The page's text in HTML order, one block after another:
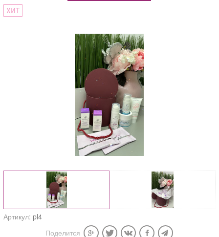
ХИТ
Артикул:pl4
Поделится